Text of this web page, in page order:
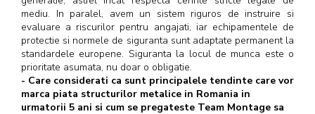
mediu. In paralel, avem un sistem riguros de instruire si
evaluare a riscurilor pentru angajati, iar echipamentele de
protectie si normele de siguranta sunt adaptate permanent la
standardele europene. Siguranta la locul de munca este o
prioritate asumata, nu doar o obligatie.
- Care considerati ca sunt principalele tendinte care vor
marca piata structurilor metalice in Romania in
urmatorii 5 ani si cum se pregateste Team Montage sa